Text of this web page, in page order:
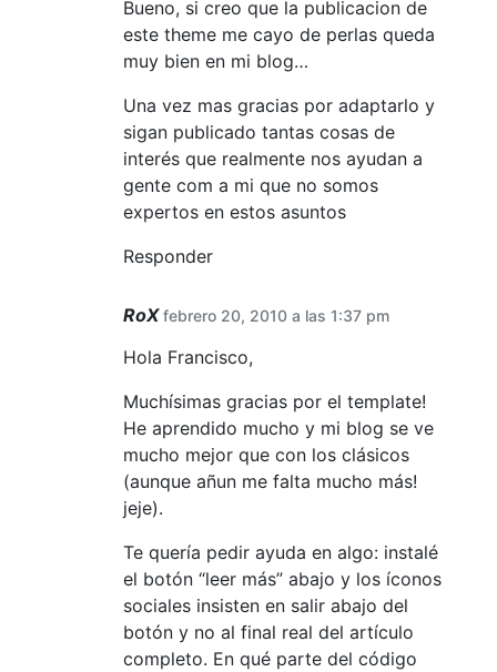
Bueno, si creo que la publicacion de
este theme me cayo de perlas queda
muy bien en mi blog…
Una vez mas gracias por adaptarlo y
sigan publicado tantas cosas de
interés que realmente nos ayudan a
gente com a mi que no somos
expertos en estos asuntos
Responder
RoX febrero 20, 2010 a las 1:37 pm
Hola Francisco,
Muchísimas gracias por el template!
He aprendido mucho y mi blog se ve
mucho mejor que con los clásicos
(aunque añun me falta mucho más!
jeje).
Te quería pedir ayuda en algo: instalé
el botón “leer más” abajo y los íconos
sociales insisten en salir abajo del
botón y no al final real del artículo
completo. En qué parte del código